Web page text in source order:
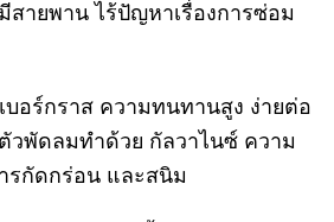
ายพาน ไร้ปัญหาเรื่องการซ่อม
อร์กราส ความทนทานสูง ง่ายต่อ
วพัดลมทำด้วย กัลวาไนซ์ ความ
รกัดกร่อน และสนิม